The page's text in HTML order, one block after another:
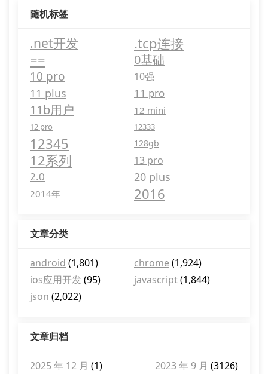
随机标签
.net开发
.tcp连接
==
0基础
10 pro 10强
11 plus 11 pro
11b用户 12 mini
12 pro 12333
12345 128gb
12系列 13 pro
2.0 20 plus
2014年 2016
文章分类
android (1,801) chrome (1,924)
ios应用开发 (95) javascript(1,844)
json (2,022)
文章归档
2025 年 12 月 (1) 2023 年 9 月 (3126)